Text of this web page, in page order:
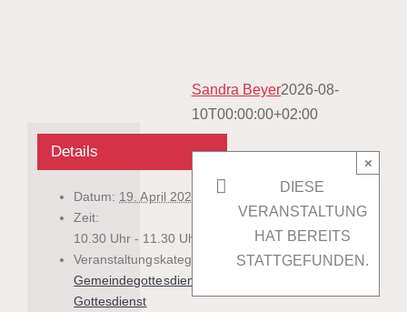
Sandra Beyer2026-08-
10T00:00:00+02:00
DIESE
VERANSTALTUNG
HAT BEREITS
STATTGEFUNDEN.
×
Details
Datum: 19. April 2026
Zeit:
10.30 Uhr - 11.30 Uhr
Veranstaltungskategorien:
Gemeindegottesdienst
Gottesdienst